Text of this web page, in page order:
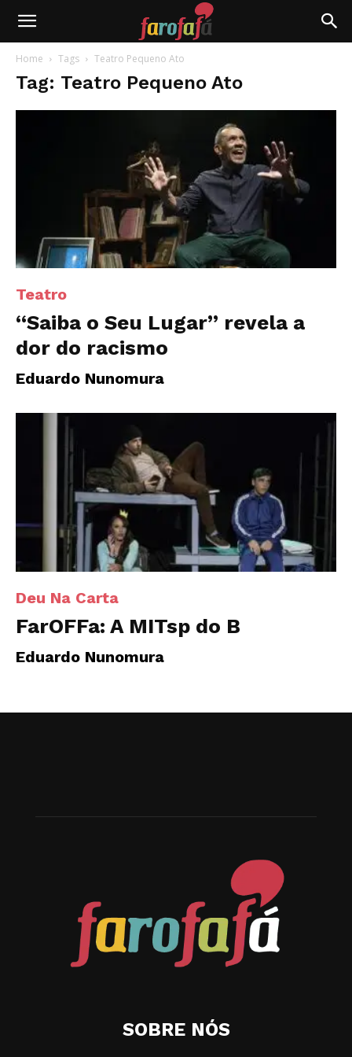
Farofafá
Home Tags Teatro Pequeno Ato
Tag: Teatro Pequeno Ato
Teatro
“Saiba o Seu Lugar” revela a
dor do racismo
Eduardo Nunomura
Deu Na Carta
FarOFFa: A MITsp do B
Eduardo Nunomura
SOBRE NÓS